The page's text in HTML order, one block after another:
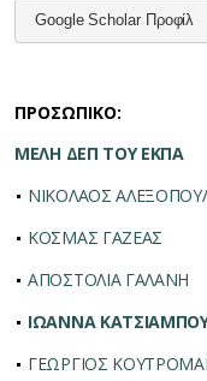
Google Scholar Προφίλ
ΠΡΟΣΩΠΙΚΟ:
ΜΕΛΗ ΔΕΠ ΤΟΥ ΕΚΠΑ
ΝΙΚΟΛΑΟΣ
ΚΟΣΜΑΣ ΓΑΖΕΑΣ
ΑΠΟΣΤΟΛΙΑ ΓΑΛΑΝΗ
ΙΩΑΝΝΑ
ΓΕΩΡΓΙΟΣ